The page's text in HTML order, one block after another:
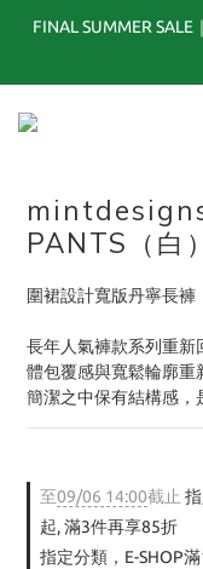
夏末選品特別企
FINAL SUMMER
TOGA x NTS
夏末選品特別企
PANTS（白）
圍裙設計寬版丹寧長
長年人氣褲款系列重新
體包覆感與寬鬆輪廓重
簡潔之中保有結構感，
至09/06 14:00截止
起, 滿3件再享85折
指定分類，E-SHOP